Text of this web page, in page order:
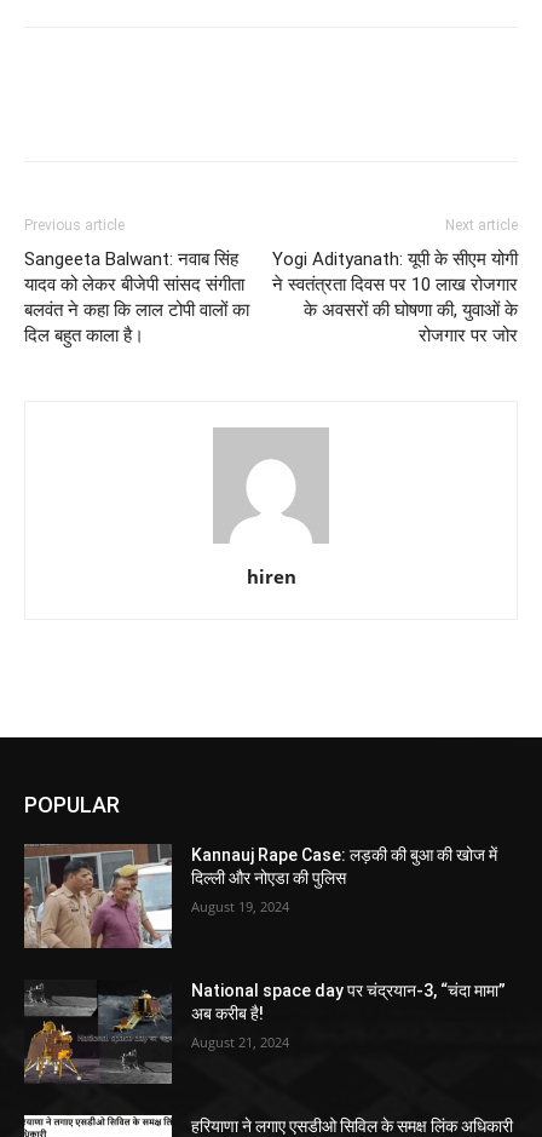
Previous article
Sangeeta Balwant: नवाब सिंह
यादव को लेकर बीजेपी सांसद संगीता
बलवंत ने कहा कि लाल टोपी वालों का
दिल बहुत काला है।
Next article
Yogi Adityanath: यूपी के सीएम योगी
ने स्वतंत्रता दिवस पर 10 लाख रोजगार
के अवसरों की घोषणा की, युवाओं के
रोजगार पर जोर
hiren
POPULAR
Kannauj Rape Case: लड़की की बुआ की खोज में
दिल्ली और नोएडा की पुलिस
August 19, 2024
National space day पर चंद्रयान-3, “चंदा मामा”
अब करीब है!
August 21, 2024
हरियाणा ने लगाए एसडीओ सिविल के समक्ष लिंक अधिकारी